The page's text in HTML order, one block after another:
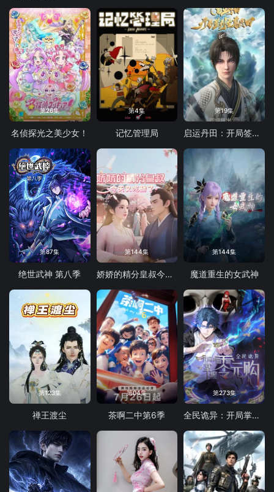
第26集
名侦探光之美少女！
第4集
记忆管理局
第19集
启运丹田：开局签到至尊丹田
第87集
绝世武神 第八季
第144集
娇娇的精分皇叔今天又吃醋了
第144集
魔道重生的女武神
第123集
禅王渡尘
第04集
茶啊二中第6季
第273集
全民诡异：开局掌握零元购